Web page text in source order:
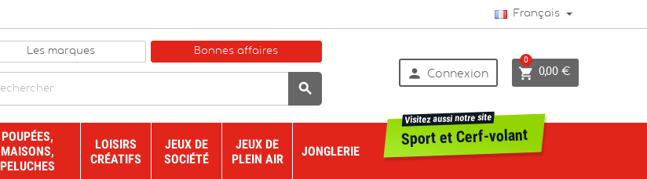
Français
Les marques Bonnes affaires

 Connexion  0,00 €
0
POUPÉES,
MAISONS,
PELUCHES
LOISIRS
CRÉATIFS
JEUX DE
SOCIÉTÉ
JEUX DE
PLEIN AIR
JONGLERIE
Sport et Cerf-volant
Visitez aussi notre site